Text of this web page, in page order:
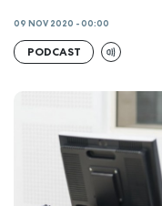
09 NOV 2020 - 00:00
PODCAST